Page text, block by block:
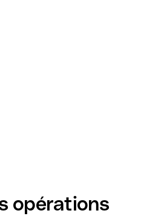
opérations